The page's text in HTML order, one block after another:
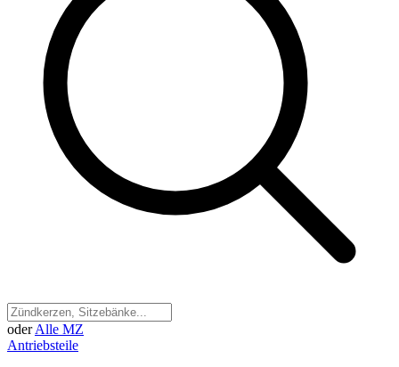
oder Alle MZ
Antriebsteile